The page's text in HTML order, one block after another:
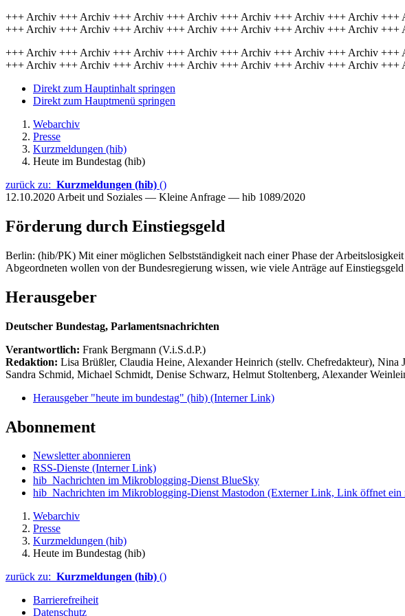
+++ Archiv +++ Archiv +++ Archiv +++ Archiv +++ Archiv +++ Archiv +++ Archiv
+++ Archiv +++ Archiv +++ Archiv +++ Archiv +++ Archiv +++ Archiv +++ Archiv +++
+++ Archiv +++ Archiv +++ Archiv +++ Archiv +++ Archiv +++ Archiv +++ Archiv
+++ Archiv +++ Archiv +++ Archiv +++ Archiv +++ Archiv +++ Archiv +++ Archiv +++
Direkt zum Hauptinhalt springen
Direkt zum Hauptmenü springen
Webarchiv
Presse
Kurzmeldungen (hib)
Heute im Bundestag (hib)
zurück zu: Kurzmeldungen (hib) ()
12.10.2020 Arbeit und Soziales — Kleine Anfrage — hib 1089/2020
Förderung durch Einstiegsgeld
Berlin: (hib/PK) Mit einer möglichen Selbstständigkeit nach einer Phase der
Abgeordneten wollen von der Bundesregierung wissen, wie viele Anträge auf
Herausgeber
Deutscher Bundestag, Parlamentsnachrichten
Verantwortlich: Frank Bergmann (V.i.S.d.P.)
Redaktion: Lisa Brüßler, Claudia Heine, Alexander Heinrich (stellv. Chefredakteur), Nina
Sandra Schmid, Michael Schmidt, Denise Schwarz, Helmut Stoltenberg, Alexander
Herausgeber "heute im bundestag" (hib) (Interner Link)
Abonnement
Newsletter abonnieren
RSS-Dienste (Interner Link)
hib_Nachrichten im Mikroblogging-Dienst BlueSky
hib_Nachrichten im Mikroblogging-Dienst Mastodon (Externer Link, Link öffnet ein
Webarchiv
Presse
Kurzmeldungen (hib)
Heute im Bundestag (hib)
zurück zu: Kurzmeldungen (hib) ()
Barrierefreiheit
Datenschutz